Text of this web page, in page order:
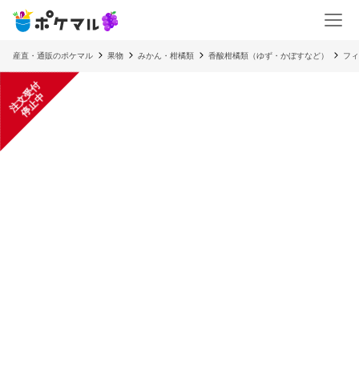
産直・通販のポケマル 果物 みかん・柑橘類 香酸柑橘類（ゆず・かぼすなど） フ
注
文
受
付
停
止
中